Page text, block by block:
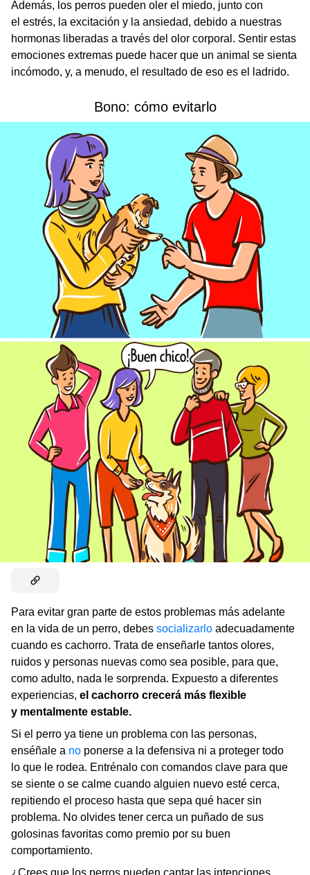
Además, los perros pueden oler el miedo, junto con
el estrés, la excitación y la ansiedad, debido a nuestras
hormonas liberadas a través del olor corporal. Sentir estas
emociones extremas puede hacer que un animal se sienta
incómodo, y, a menudo, el resultado de eso es el ladrido.
Bono: cómo evitarlo
Para evitar gran parte de estos problemas más adelante
en la vida de un perro, debes socializarlo adecuadamente
cuando es cachorro. Trata de enseñarle tantos olores,
ruidos y personas nuevas como sea posible, para que,
como adulto, nada le sorprenda. Expuesto a diferentes
experiencias, el cachorro crecerá más flexible
y mentalmente estable.
Si el perro ya tiene un problema con las personas,
enséñale a no ponerse a la defensiva ni a proteger todo
lo que le rodea. Entrénalo con comandos clave para que
se siente o se calme cuando alguien nuevo esté cerca,
repitiendo el proceso hasta que sepa qué hacer sin
problema. No olvides tener cerca un puñado de sus
golosinas favoritas como premio por su buen
comportamiento.
¿Crees que los perros pueden captar las intenciones